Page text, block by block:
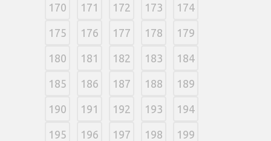
170 171 172 173 174
175 176 177 178 179
180 181 182 183 184
185 186 187 188 189
190 191 192 193 194
195 196 197 198 199